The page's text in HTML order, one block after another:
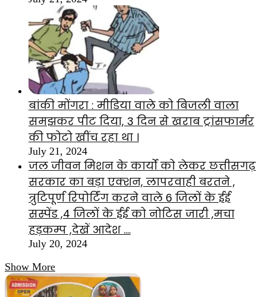
बांकी मोंगरा : मीडिया वाले को बिजली वाला
समझकर पीट दिया, 3 दिन से खराब ट्रांसफार्मर
की फोटो खींच रहा था ।
July 21, 2024
जल जीवन मिशन के कार्यों को लेकर छत्तीसगढ़
सरकार का बड़ा एक्शन, लापरवाही बरतने ,
त्रुटिपूर्ण रिपोर्टिंग करने वाले 6 जिलों के ईई
सस्पेंड ,4 जिलों के ईई को नोटिस जारी ,मचा
हड़कम्प ,देखें आदेश ….
July 20, 2024
Show More